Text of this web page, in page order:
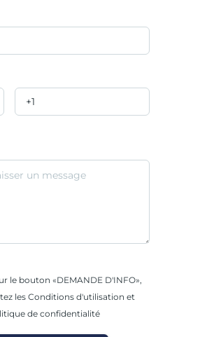
le bouton «DEMANDE D'INFO»,
les Conditions d'utilisation et
de confidentialité